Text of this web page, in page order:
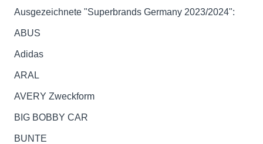
Ausgezeichnete "Superbrands Germany 2023/2024":
ABUS
Adidas
ARAL
AVERY Zweckform
BIG BOBBY CAR
BUNTE